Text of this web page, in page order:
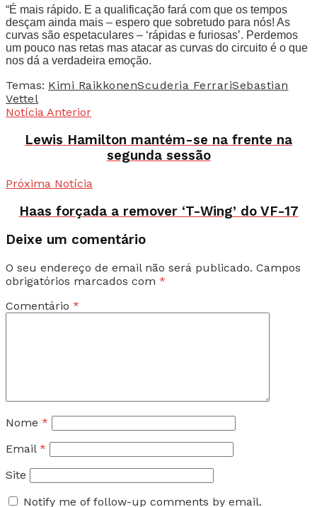
“É mais rápido. E a qualificação fará com que os tempos
desçam ainda mais – espero que sobretudo para nós! As
curvas são espetaculares – ‘rápidas e furiosas’. Perdemos
um pouco nas retas mas atacar as curvas do circuito é o que
nos dá a verdadeira emoção.
Temas: Kimi RaikkonenScuderia FerrariSebastian
Vettel
Notícia Anterior
Lewis Hamilton mantém-se na frente na
segunda sessão
Próxima Notícia
Haas forçada a remover ‘T-Wing’ do VF-17
Deixe um comentário
O seu endereço de email não será publicado. Campos
obrigatórios marcados com *
Comentário *
Nome *
Email *
Site
Notify me of follow-up comments by email.